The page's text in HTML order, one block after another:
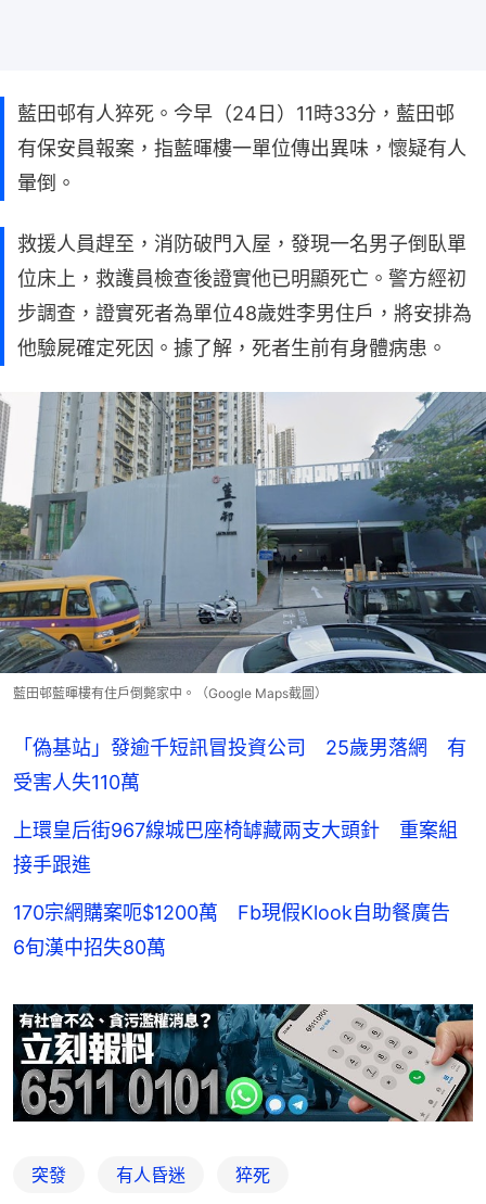
藍田邨有人猝死。今早（24日）11時33分，藍田邨
有保安員報案，指藍暉樓一單位傳出異味，懷疑有人
暈倒。
救援人員趕至，消防破門入屋，發現一名男子倒臥單
位床上，救護員檢查後證實他已明顯死亡。警方經初
步調查，證實死者為單位48歲姓李男住戶，將安排為
他驗屍確定死因。據了解，死者生前有身體病患。
藍田邨藍暉樓有住戶倒斃家中。（Google Maps截圖）
「偽基站」發逾千短訊冒投資公司 25歲男落網 有
受害人失110萬
上環皇后街967線城巴座椅罅藏兩支大頭針 重案組
接手跟進
170宗網購案呃$1200萬 Fb現假Klook自助餐廣告
6旬漢中招失80萬
突發 有人昏迷 猝死